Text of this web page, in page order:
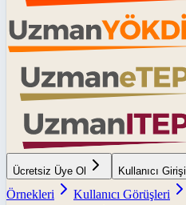
Ücretsiz Üye Ol Kullanıcı Girişi
Örnekleri
Kullanıcı Görüşleri